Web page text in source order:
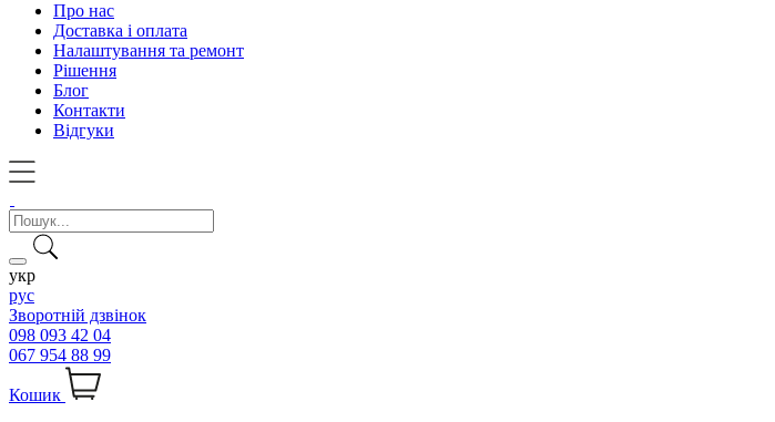
Про нас
Доставка і оплата
Налаштування та ремонт
Рішення
Блог
Контакти
Відгуки
укр
рус
Зворотній дзвінок
098 093 42 04
067 954 88 99
Кошик